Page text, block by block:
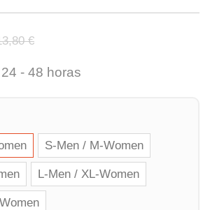
€
- 48 horas
S-Men / M-Women
L-Men / XL-Women